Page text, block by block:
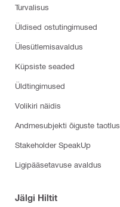
Turvalisus
Üldised ostutingimused
Ülesütlemisavaldus
Küpsiste seaded
Üldtingimused
Volikiri näidis
Andmesubjekti õiguste taotlus
Stakeholder SpeakUp
Ligipääsetavuse avaldus
Jälgi Hiltit